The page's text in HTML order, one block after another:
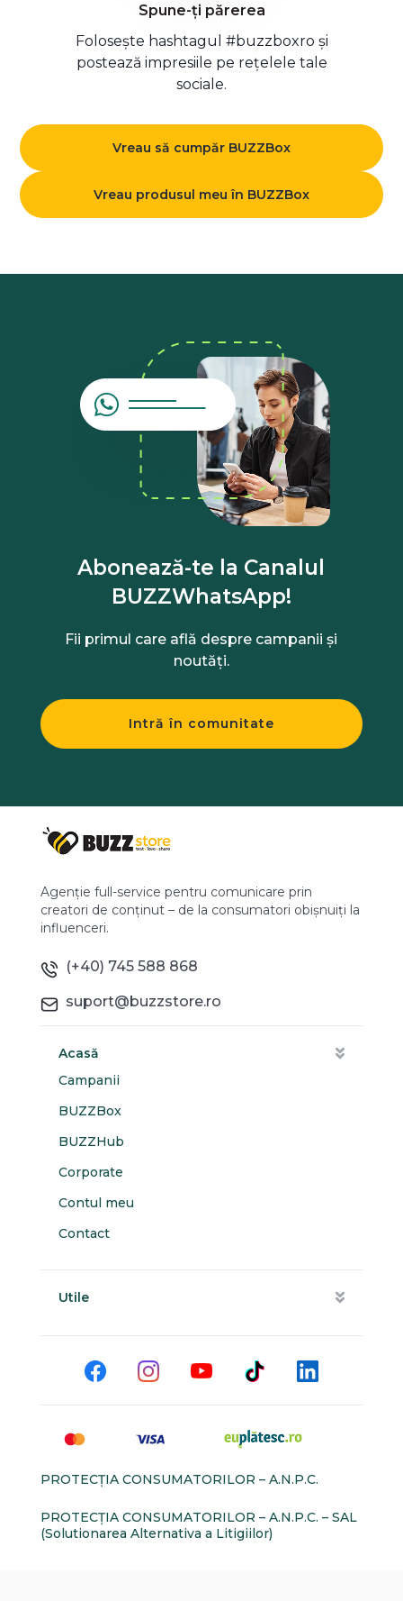
Spune-ți părerea
Folosește hashtagul #buzzboxro și
postează impresiile pe rețelele tale
sociale.
Vreau să cumpăr BUZZBox
Vreau produsul meu în BUZZBox
Abonează-te la Canalul
BUZZWhatsApp!
Fii primul care află despre campanii și
noutăți.
Intră în comunitate
Agenție full-service pentru comunicare prin
creatori de conținut – de la consumatori obișnuiți la
influenceri.
(+40) 745 588 868
suport@buzzstore.ro
Acasă
Campanii
BUZZBox
BUZZHub
Corporate
Contul meu
Contact
Utile
PROTECŢIA CONSUMATORILOR – A.N.P.C.
PROTECŢIA CONSUMATORILOR – A.N.P.C. – SAL
(Solutionarea Alternativa a Litigiilor)